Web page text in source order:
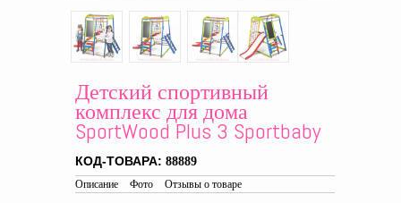
Детский спортивный
комплекс для дома
SportWood Plus 3 Sportbaby
КОД-ТОВАРА: 88889
Описание Фото Отзывы о товаре